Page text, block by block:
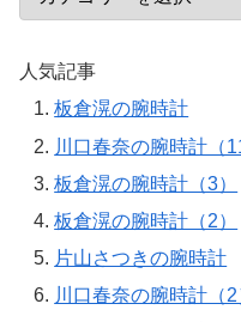
人気記事
板倉滉の腕時計
川口春奈の腕時計（
板倉滉の腕時計（3）
板倉滉の腕時計（2）
片山さつきの腕時計
川口春奈の腕時計（2